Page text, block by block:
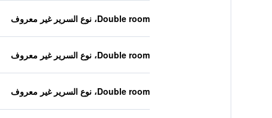
Double room، نوع السرير غير معروف
Double room، نوع السرير غير معروف
Double room، نوع السرير غير معروف